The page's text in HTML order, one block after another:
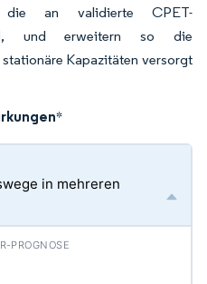
die an validierte CPET-
und erweitern so die
Kapazitäten versorgt
*
in mehreren